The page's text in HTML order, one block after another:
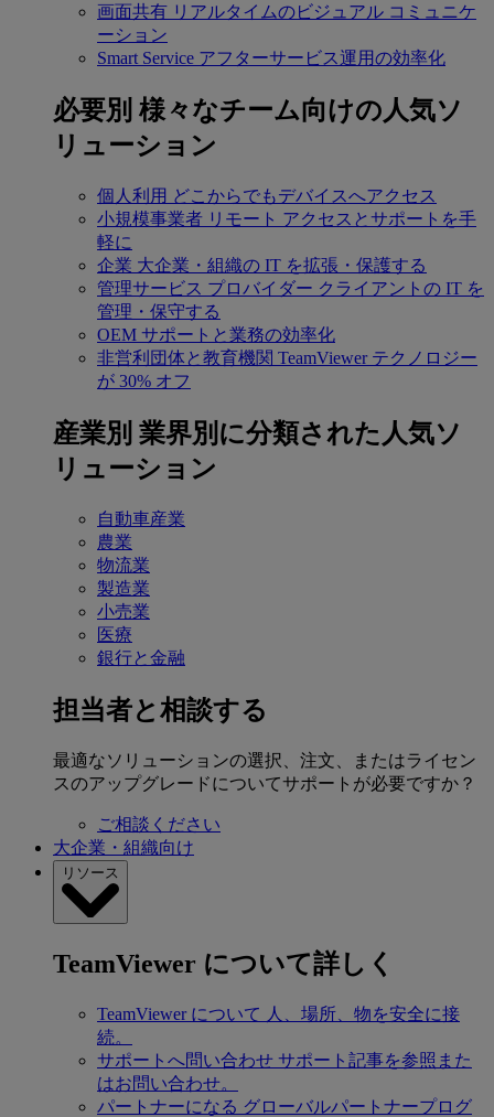
画面共有 リアルタイムのビジュアル コミュニケ
ーション
Smart Service アフターサービス運用の効率化
必要別 様々なチーム向けの人気ソ
リューション
個人利用 どこからでもデバイスへアクセス
小規模事業者 リモート アクセスとサポートを手
軽に
企業 大企業・組織の IT を拡張・保護する
管理サービス プロバイダー クライアントの IT を
管理・保守する
OEM サポートと業務の効率化
非営利団体と教育機関 TeamViewer テクノロジー
が 30% オフ
産業別 業界別に分類された人気ソ
リューション
自動車産業
農業
物流業
製造業
小売業
医療
銀行と金融
担当者と相談する
最適なソリューションの選択、注文、またはライセン
スのアップグレードについてサポートが必要ですか？
ご相談ください
大企業・組織向け
リソース
TeamViewer について詳しく
TeamViewer について 人、場所、物を安全に接
続。
サポートへ問い合わせ サポート記事を参照また
はお問い合わせ。
パートナーになる グローバルパートナープログ